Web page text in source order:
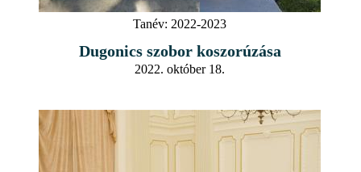
Tanév: 2022-2023
Dugonics szobor koszorúzása
2022. október 18.